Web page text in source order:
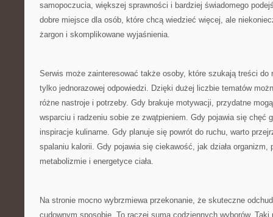
samopoczucia, większej sprawności i bardziej świadomego
dobre miejsce dla osób, które chcą wiedzieć więcej, ale
żargon i skomplikowane wyjaśnienia.
Serwis może zainteresować także osoby, które szukają treści do
tylko jednorazowej odpowiedzi. Dzięki dużej liczbie tematów
różne nastroje i potrzeby. Gdy brakuje motywacji, przydatne
wsparciu i radzeniu sobie ze zwątpieniem. Gdy pojawia się chęć
inspiracje kulinarne. Gdy planuje się powrót do ruchu, warto
spalaniu kalorii. Gdy pojawia się ciekawość, jak działa organizm,
metabolizmie i energetyce ciała.
Na stronie mocno wybrzmiewa przekonanie, że skuteczne
cudownym sposobie. To raczej suma codziennych wyborów.